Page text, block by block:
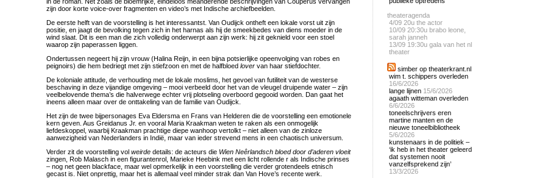
zijn door korte voice-over fragmenten en video’s met Indische archiefbeelden.
De eerste helft van de voorstelling is het interessantst. Van Oudijck ontheft een lokale vorst uit zijn
positie, en jaagt de bevolking tegen zich in het harnas als hij de smeekbedes van diens moeder in de
wind slaat. Dit is een man die zich volledig onderwerpt aan zijn werk: hij zit geknield voor een stoel
waarop zijn paperassen liggen.
Ondertussen negeert hij zijn vrouw (Halina Reijn, in een bijna potsierlijke opeenvolging van robes en
peignoirs) die hem bedriegt met zijn stiefzoon en met de halfbloed lover van haar stiefdochter.
De koloniale attitude, de verhouding met de lokale moslims, het gevoel van futiliteit van de westerse
beschaving in deze vijandige omgeving – mooi verbeeld door het van de vleugel druipende water – zijn
veelbelovende thema’s die halverwege echter vrij plotseling overboord gegooid worden. Dan gaat het
ineens alleen maar over de onttakeling van de familie van Oudijck.
Het zijn de twee bijpersonages Eva Eldersma en Frans van Helderen die de voorstelling een emotionele
kern geven. Aus Greidanus Jr. en vooral Maria Kraakman weten te raken als een onmogelijk
liefdeskoppel, waarbij Kraakman prachtige diepe wanhoop vertolkt – niet alleen van de zinloze
aanwezigheid van Nederlanders in Indië, maar van ieder strevend mens in een chaotisch universum.
Verder zit de voorstelling vol weirde details: de acteurs die Wien Neêrlandsch bloed door d’aderen vloeit
zingen, Rob Malasch in een figurantenrol, Marieke Heebink met een licht rollende r als Indische prinses
– nog net geen blackface, maar wel opmerkelijk in een voorstelling die verder grotendeels etnisch
gecast is. Niet onprettig, maar het is allemaal veel minder strak dan Van Hove’s recente werk.
theateragenda
4/09 20u the actor
10/09 20:30u brabo leone,
sarah janneh
13/09 19:30u gala van het nl
theater
simber op theaterkrant.nl
wim t. schippers overleden
16/6/2026
lange lijnen 15/6/2026
agaath witteman overleden
6/6/2026
toneelschrijvers eren
martine manten en de
nieuwe toneelbibliotheek
5/6/2026
kunstenaars in de politiek –
‘ik heb in het theater geleerd
dat systemen nooit
vanzelfsprekend zijn’
13/3/2026